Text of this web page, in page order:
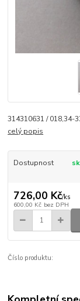
314310631 / 018,34-
celý popis
Dostupnost
726,00 Kč/ks
600,00 Kč bez DPH
Číslo produktu: